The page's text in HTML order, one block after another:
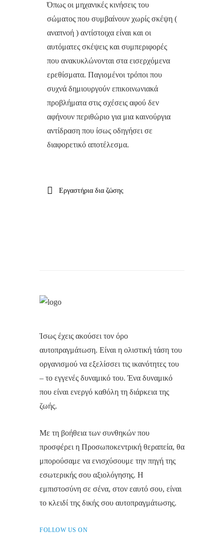
Όπως οι μηχανικές κινήσεις του
σώματος που συμβαίνουν χωρίς σκέψη (
αναπνοή ) αντίστοιχα είναι και οι
αυτόματες σκέψεις και συμπεριφορές
που ανακυκλώνονται στα εισερχόμενα
ερεθίσματα. Παγιομένοι τρόποι που
συχνά δημιουργούν επικοινωνιακά
προβλήματα στις σχέσεις αφού δεν
αφήνουν περιθώριο για μια καινούργια
αντίδραση που ίσως οδηγήσει σε
διαφορετικό αποτέλεσμα.
Εργαστήρια δια ζώσης
Ίσως έχεις ακούσει τον όρο
αυτοπραγμάτωση. Είναι η ολιστική τάση του
οργανισμού να εξελίσσει τις ικανότητες του
– το εγγενές δυναμικό του. Ένα δυναμικό
που είναι ενεργό καθόλη τη διάρκεια της
ζωής.
Με τη βοήθεια των συνθηκών που
προσφέρει η Προσωποκεντρική θεραπεία, θα
μπορούσαμε να ενισχύσουμε την πηγή της
εσωτερικής σου αξιολόγησης. Η
εμπιστοσύνη σε σένα, στον εαυτό σου, είναι
το κλειδί της δικής σου αυτοπραγμάτωσης.
FOLLOW US ON